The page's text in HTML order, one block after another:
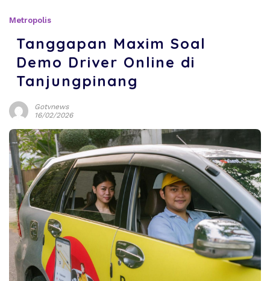
Metropolis
Tanggapan Maxim Soal
Demo Driver Online di
Tanjungpinang
Gotvnews
16/02/2026